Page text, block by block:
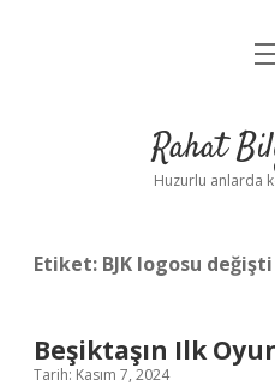
Yasal
Rahat
Huzurlu anlarda
Etiket: BJK logosu
Beşiktaşın Ilk
Tarih: Kasım 7, 2024